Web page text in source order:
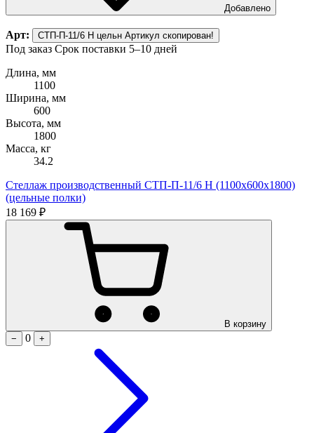
Добавлено
Арт: СТП-П-11/6 Н цельн Артикул скопирован!
Под заказ Срок поставки 5–10 дней
Длина, мм
1100
Ширина, мм
600
Высота, мм
1800
Масса, кг
34.2
Стеллаж производственный СТП-П-11/6 Н (1100х600х1800)
(цельные полки)
18 169 ₽
В корзину
−
0 +